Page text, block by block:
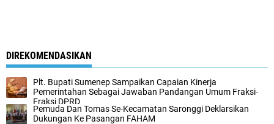
DIREKOMENDASIKAN
Plt. Bupati Sumenep Sampaikan Capaian Kinerja
Pemerintahan Sebagai Jawaban Pandangan Umum Fraksi-
Fraksi DPRD
Pemuda Dan Tomas Se-Kecamatan Saronggi Deklarsikan
Dukungan Ke Pasangan FAHAM